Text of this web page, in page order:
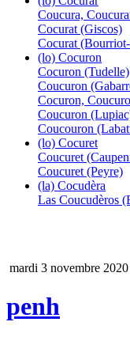
Coucura,
Cocurat (Giscos)
Cocurat
(lo) Cocuron
Cocuron (Tudelle)
Coucuron
Cocuron,
Coucuron
Coucouron
(lo) Cocuret
Coucuret
Coucuret (Peyre)
(la) Cocudèra
Las Coucudèros
mardi 3 novembre 2020
penh